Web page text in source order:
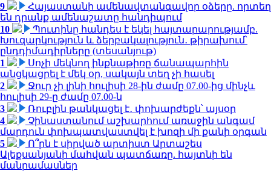
9
Հայաստանի ամենավտանգավոր օձերը. որտեղ
են դրանք ամենաշատը հանդիպում
10
Պուտինը հանդես է եկել հայտարարությամբ.
Խուզարկություն և ձերբակալություն․ թիրախում՝
ընդդիմադիրները (տեսանյութ)
1
Սոչի մեկնող ինքնաթիռը ճանապարհին
անցկացրել է մեկ օր, սակայն տեղ չի հասել
2
Ջուր չի լինի հուլիսի 28-ին ժամը 07.00-ից մինչև
հուլիսի 29-ը ժամը 07.00-ն
3
Ռուբլին թանկացել է․ փոխարժեքն՝ այսօր
4
Չինաստանում աշխարհում առաջին անգամ
մարդուն փոխպատվաստվել է խոզի մի քանի օրգան
5
Ո՞րն է սիրված արտիստ Արտաշես
Ալեքսանյանի մահվան պատճառը. հայտնի են
մանրամասներ